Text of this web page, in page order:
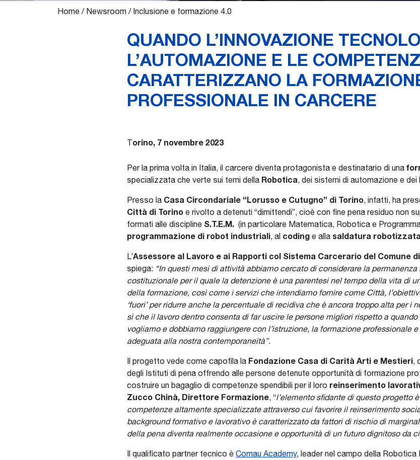
Home / Newsroom / Inclusione e formazione 4.0
QUANDO L’INNOVAZIONE
L’AUTOMAZIONE E LE
CARATTERIZZANO LA
PROFESSIONALE IN CARCERE
Torino, 7 novembre 2023
Per la prima volta in Italia, il carcere diventa protagonista e destinatario di una
specializzata che verte sui temi della Robotica, dei sistemi di automazione e dei
Presso la Casa Circondariale “Lorusso e Cutugno” di Torino, infatti, ha
Città di Torino e rivolto a detenuti “dimittendi”, cioè con fine pena residuo non
formati alle discipline S.T.E.M. (in particolare Matematica, Robotica e
programmazione di robot industriali, al coding e alla saldatura robotizzata
L’Assessore al Lavoro e ai Rapporti col Sistema Carcerario del Comune
spiega: “In questi mesi di attività abbiamo cercato di considerare la
costituzionale per il quale la detenzione è una parentesi nel tempo della vita di
della formazione, così come i servizi che intendiamo fornire come Città,
‘fuori’ per ridurre anche la percentuale di recidiva che è ancora troppo alta per i
sì che il lavoro dentro consenta di far uscire le persone migliori rispetto a
vogliamo e dobbiamo raggiungere con l’istruzione, la formazione professionale
adeguata alla nostra contemporaneità”.
Il progetto vede come capofila la Fondazione Casa di Carità Arti e Mestieri,
degli Istituti di pena offrendo alle persone detenute opportunità di formazione
costruire un bagaglio di competenze spendibili per il loro reinserimento
Zucco Chinà, Direttore Formazione, “l’elemento sfidante di questo progetto
competenze altamente specializzate attraverso cui favorire il reinserimento
background formativo e lavorativo è caratterizzato da fattori di rischio di
della pena diventa realmente occasione e opportunità di un futuro dignitoso da
Il qualificato partner tecnico è Comau Academy, leader nel campo della Robotica